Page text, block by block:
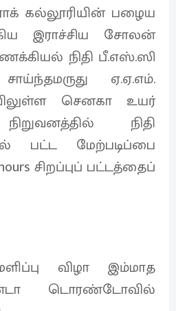
கல்லூரியின் பழைய
இராச்சிய சோலன்
நிதி பீ.எஸ்.ஸி
ஏ.ஏ.எம்.
செனகா உயர்
நிதி
பட்ட மேற்படிப்பை
சிறப்புப் பட்டத்தைப்
விழா இம்மாத
டொரண்டோவில்